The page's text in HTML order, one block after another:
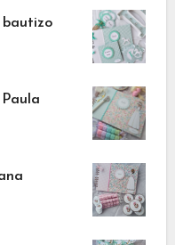
bautizo